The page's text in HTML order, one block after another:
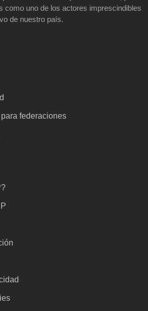
como uno de los actores imprescindibles
de nuestro país.
federaciones